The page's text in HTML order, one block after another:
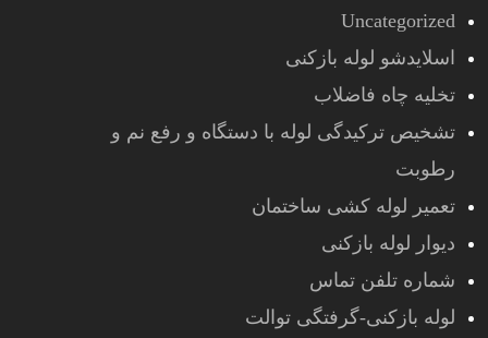
Uncategorized
اسلایدشو لوله بازکنی
تخلیه چاه فاضلاب
تشخیص ترکیدگی لوله با دستگاه و رفع نم و
رطوبت
تعمیر لوله کشی ساختمان
دیوار لوله بازکنی
شماره تلفن تماس
لوله بازکنی-گرفتگی توالت